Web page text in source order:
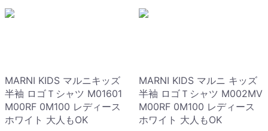
MARNI KIDS マルニキッズ
半袖 ロゴＴシャツ M01601
M00RF 0M100 レディース
ホワイト 大人もOK
MARNI KIDS マルニ キッズ
半袖 ロゴＴシャツ M002MV
M00RF 0M100 レディース
ホワイト 大人もOK